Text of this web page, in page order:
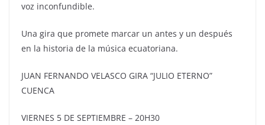
voz inconfundible.
Una gira que promete marcar un antes y un después
en la historia de la música ecuatoriana.
JUAN FERNANDO VELASCO GIRA “JULIO ETERNO”
CUENCA
VIERNES 5 DE SEPTIEMBRE – 20H30